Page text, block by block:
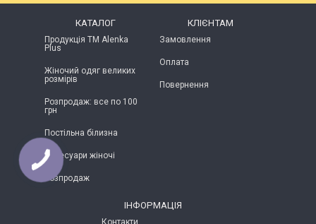
КАТАЛОГ
Продукція ТМ Alenka
Plus
Жіночий одяг великих
розмірів
Розпродаж: все по 100
грн
Постільна білизна
Аксесуари жіночі
Розпродаж
КЛІЄНТАМ
Замовлення
Оплата
Повернення
ІНФОРМАЦІЯ
Контакти